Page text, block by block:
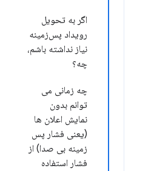
اگر به تحویل
رویداد پس‌زمینه
نیاز نداشته باشم،
چه؟
چه زمانی می
توانم بدون
نمایش اعلان ها
(یعنی فشار پس
زمینه بی صدا) از
فشار استفاده